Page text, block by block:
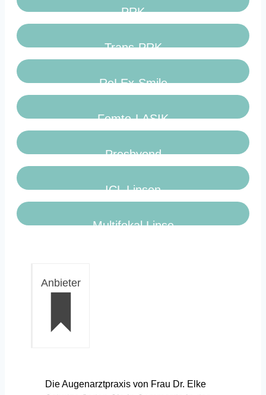
PRK
Trans-PRK
ReLEx-Smile
Femto-LASIK
Presbyond
ICL Linsen
Multifokal Linse
Anbieter
Die Augenarztpraxis von Frau Dr. Elke